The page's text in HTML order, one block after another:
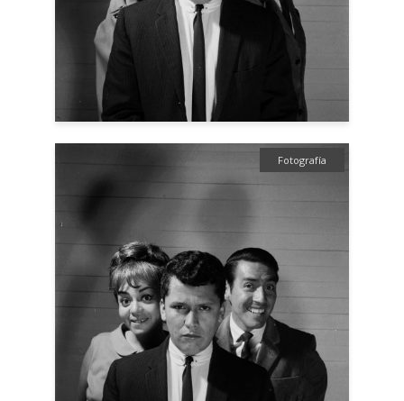
Fotografía